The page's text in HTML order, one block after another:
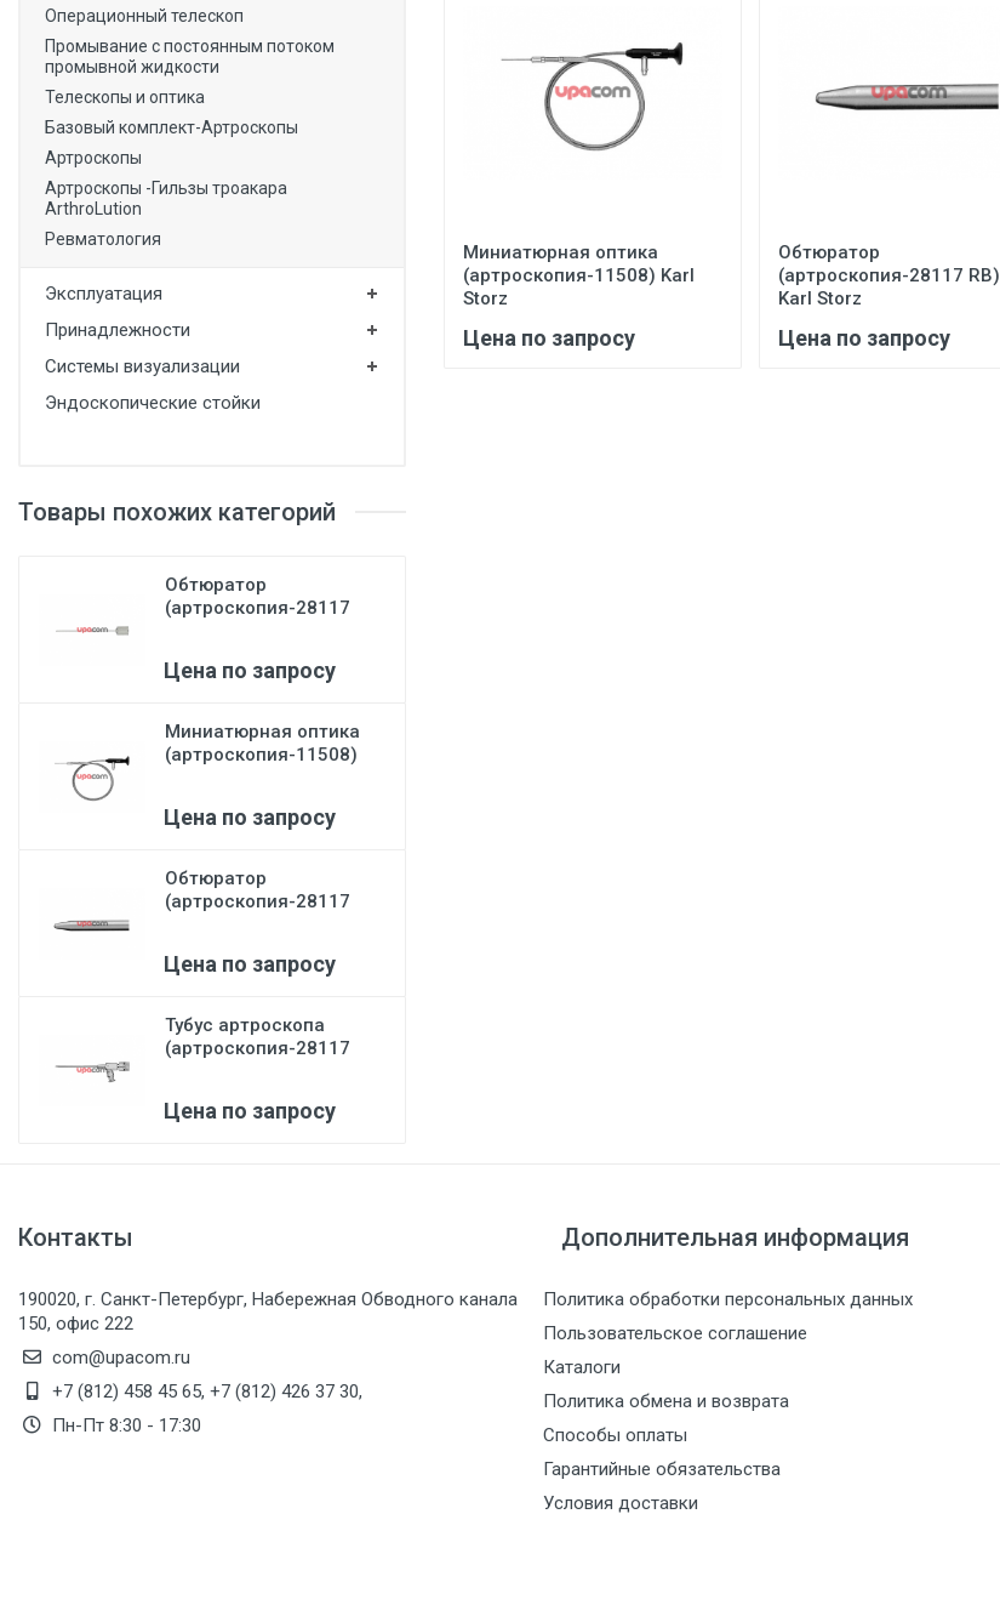
Операционный телескоп
Промывание с постоянным потоком
промывной жидкости
Телескопы и оптика
Базовый комплект-Артроскопы
Артроскопы
Артроскопы -Гильзы троакара
ArthroLution
Ревматология
Эксплуатация
Принадлежности
Системы визуализации
Эндоскопические стойки
Товары похожих категорий
Обтюратор
(артроскопия-28117
Цена по запросу
Миниатюрная оптика
(артроскопия-11508)
Цена по запросу
Обтюратор
(артроскопия-28117
Цена по запросу
Тубус артроскопа
(артроскопия-28117
Цена по запросу
Миниатюрная оптика
(артроскопия-11508) Karl
Storz
Цена по запросу
Обтюратор
(артроскопия-28117 RB)
Karl Storz
Цена по запросу
Контакты
190020, г. Санкт-Петербург, Набережная Обводного канала
150, офис 222
com@upacom.ru
+7 (812) 458 45 65, +7 (812) 426 37 30,
Пн-Пт 8:30 - 17:30
Дополнительная информация
Политика обработки персональных данных
Пользовательское соглашение
Каталоги
Политика обмена и возврата
Способы оплаты
Гарантийные обязательства
Условия доставки